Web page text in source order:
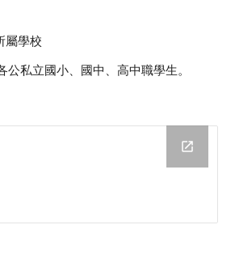
屬學校
公私立國小、國中、高中職學生。